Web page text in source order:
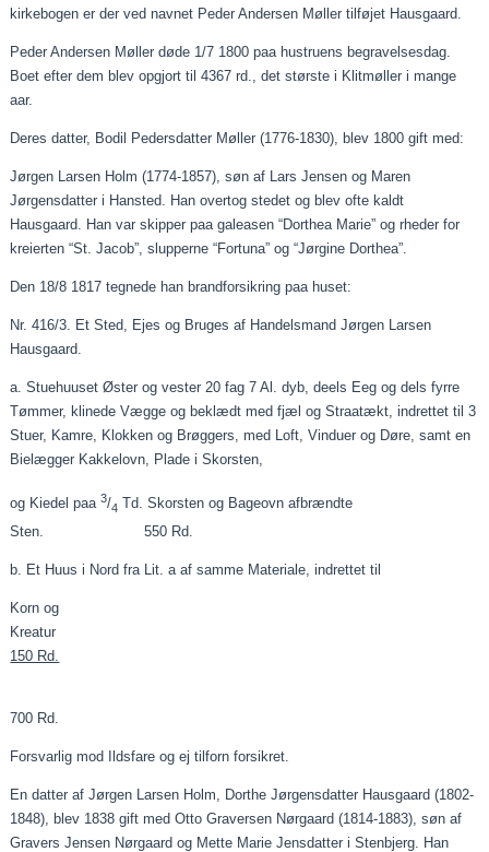
kirkebogen er der ved navnet Peder Andersen Møller tilføjet Hausgaard.
Peder Andersen Møller døde 1/7 1800paa hustruens begravelsesdag.
Boet efter dem blev opgjort til 4367 rd., det største i Klitmøller i mange
aar.
Deres datter, Bodil Pedersdatter Møller (1776-1830), blev 1800 gift med:
Jørgen Larsen Holm (1774-1857), søn af Lars Jensen og Maren
Jørgensdatter i Hansted. Han overtog stedet og blev ofte kaldt
Hausgaard. Han var skipperpaa galeasen “Dorthea Marie” ogrheder for
kreierten “St. Jacob”, slupperne “Fortuna” og “Jørgine Dorthea”.
Den 18/8 1817 tegnede han brandforsikringpaa huset:
Nr. 416/3. Et Sted, Ejes og Bruges af Handelsmand Jørgen Larsen
Hausgaard.
a.Stuehuuset Øster og vester 20 fag 7 Al. dyb,deels Eeg og dels fyrre
Tømmer, klinede Vægge og beklædt med fjæl ogStraatækt , indrettet til 3
Stuer, Kamre, Klokken og Brøggers, med Loft, Vinduer og Døre, samt en
Bielægger Kakkelovn, Plade i Skorsten,
og Kiedel paa 3/4 Td. Skorsten og Bageovn afbrændte
Sten. 550 Rd.
b. Et Huus i Nord fra Lit. a af samme Materiale, indrettet til
Korn og
Kreatur
150 Rd.
700 Rd.
Forsvarlig mod Ildsfare og ej tilforn forsikret.
En datter af Jørgen Larsen Holm, DortheJørgensdatter Hausgaard (1802-
1848), blev 1838 gift med Otto Graversen Nørgaard (1814-1883), søn af
Gravers Jensen Nørgaard og Mette Marie Jensdatter i Stenbjerg. Han